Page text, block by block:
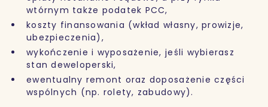
wtórnym także podatek PCC,
koszty finansowania (wkład własny, prowizje,
ubezpieczenia),
wykończenie i wyposażenie, jeśli wybierasz
stan deweloperski,
ewentualny remont oraz doposażenie części
wspólnych (np. rolety, zabudowy).